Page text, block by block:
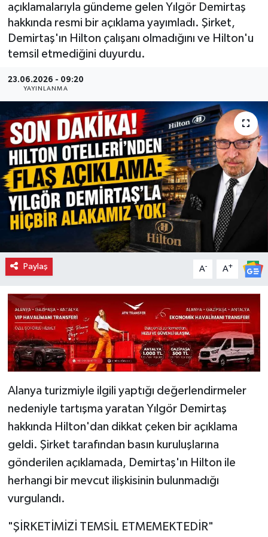
açıklamalarıyla gündeme gelen Yılgör Demirtaş
hakkında resmi bir açıklama yayımladı. Şirket,
Demirtaş'ın Hilton çalışanı olmadığını ve Hilton'u
temsil etmediğini duyurdu.
23.06.2026 - 09:20
YAYINLANMA
Paylaş A- A+
Alanya turizmiyle ilgili yaptığı değerlendirmeler
nedeniyle tartışma yaratan Yılgör Demirtaş
hakkında Hilton'dan dikkat çeken bir açıklama
geldi. Şirket tarafından basın kuruluşlarına
gönderilen açıklamada, Demirtaş'ın Hilton ile
herhangi bir mevcut ilişkisinin bulunmadığı
vurgulandı.
"ŞİRKETİMİZİ TEMSİL ETMEMEKTEDİR"